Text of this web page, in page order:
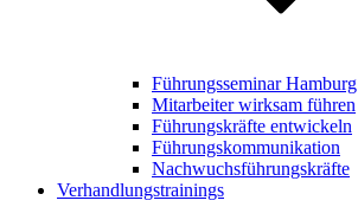
Führungsseminar Hamburg
Mitarbeiter wirksam führen
Führungskräfte entwickeln
Führungskommunikation
Nachwuchsführungskräfte
Verhandlungstrainings